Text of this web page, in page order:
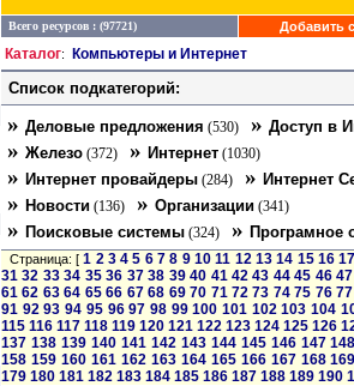
Всего ресурсов : (97721) Добавить
Каталог: Компьютеры и Интернет
Список подкатегорий:
» Деловые предложения (530) » Доступ в
» Железо (372) » Интернет (1030)
» Интернет провайдеры (284) » Интернет
» Новости (136) » Организации (341)
» Поисковые системы (324) » Програмное
Страница: [1 2 3 4 5 6 7 8 9 10 11 12 13 14 15 16
31 32 33 34 35 36 37 38 39 40 41 42 43 44 45 46 47
61 62 63 64 65 66 67 68 69 70 71 72 73 74 75 76 77
91 92 93 94 95 96 97 98 99 100 101 102 103 104
115 116 117 118 119 120 121 122 123 124 125 126
137 138 139 140 141 142 143 144 145 146 147
158 159 160 161 162 163 164 165 166 167 168
179 180 181 182 183 184 185 186 187 188 189 190